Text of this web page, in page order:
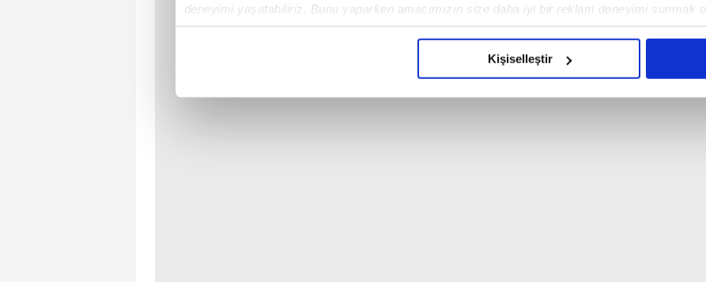
deneyimi yaşatabiliriz. Bunu yaparken amacımızın size daha iyi bir reklam deneyimi sunmak
içerikleri sunabilmek adına elimizden gelen çabayı gösterdiğimizi ve bu noktada, reklamların
Kişiselleştir